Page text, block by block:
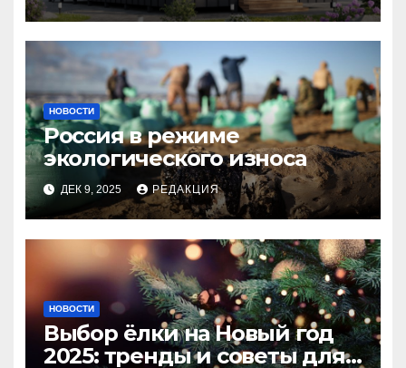
НОВОСТИ
Россия в режиме
экологического износа
ДЕК 9, 2025 РЕДАКЦИЯ
НОВОСТИ
Выбор ёлки на Новый год
2025: тренды и советы для